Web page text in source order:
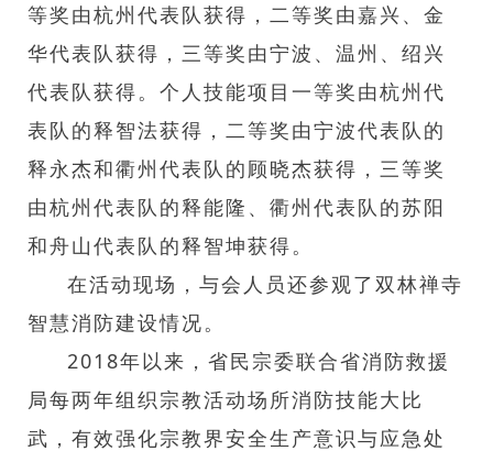
等奖由杭州代表队获得，二等奖由嘉兴、金
华代表队获得，三等奖由宁波、温州、绍兴
代表队获得。个人技能项目一等奖由杭州代
表队的释智法获得，二等奖由宁波代表队的
释永杰和衢州代表队的顾晓杰获得，三等奖
由杭州代表队的释能隆、衢州代表队的苏阳
和舟山代表队的释智坤获得。
在活动现场，与会人员还参观了双林禅寺
智慧消防建设情况。
2018年以来，省民宗委联合省消防救援
局每两年组织宗教活动场所消防技能大比
武，有效强化宗教界安全生产意识与应急处